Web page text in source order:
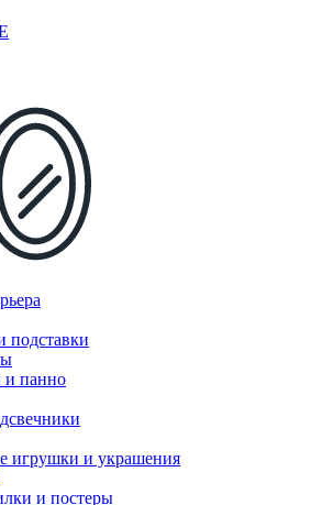
подставки
и панно
игрушки и украшения
и постеры